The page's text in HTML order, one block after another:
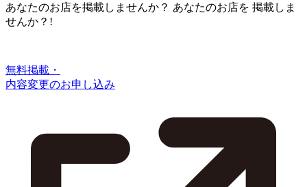
あなたのお店を掲載しませんか？ あなたのお店を 掲載しま
せんか？!
無料掲載・
内容変更のお申し込み